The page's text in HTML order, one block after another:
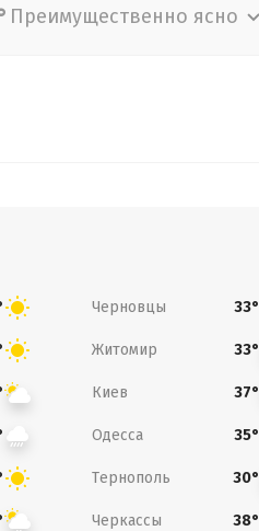
Преимущественно ясно
Черновцы 33°
Житомир 33°
Киев 37°
Одесса 35°
Тернополь 30°
Черкассы 38°